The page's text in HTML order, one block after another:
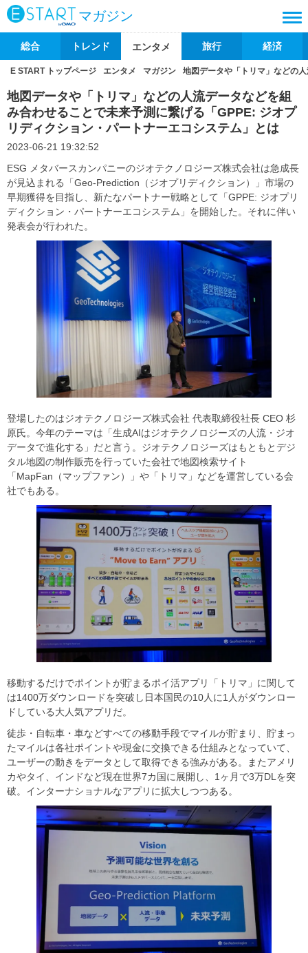
マガジン
総合 トレンド エンタメ 旅行 経済
E START トップページ エンタメ マガジン 地図データや「トリマ」などの
地図データや「トリマ」などの人流データなどを組
み合わせることで未来予測に繋げる「GPPE: ジオプ
リディクション・パートナーエコシステム」とは
2023-06-21 19:32:52
ESG メタバースカンパニーのジオテクノロジーズ株式会社は急成長
が見込まれる「Geo-Prediction（ジオプリディクション）」市場の
早期獲得を目指し、新たなパートナー戦略として「GPPE: ジオプリ
ディクション・パートナーエコシステム」を開始した。それに伴い
発表会が行われた。
登場したのはジオテクノロジーズ株式会社 代表取締役社長 CEO 杉
原氏。今年のテーマは「生成AIはジオテクノロジーズの人流・ジオ
データで進化する」だと言う。ジオテクノロジーズはもともとデジ
タル地図の制作販売を行っていた会社で地図検索サイト
「MapFan（マップファン）」や「トリマ」などを運営している会
社でもある。
移動するだけでポイントが貯まるポイ活アプリ「トリマ」に関して
は1400万ダウンロードを突破し日本国民の10人に1人がダウンロー
ドしている大人気アプリだ。
徒歩・自転車・車などすべての移動手段でマイルが貯まり、貯まっ
たマイルは各社ポイントや現金に交換できる仕組みとなっていて、
ユーザーの動きをデータとして取得できる強みがある。またアメリ
カやタイ、インドなど現在世界7カ国に展開し、1ヶ月で3万DLを突
破。インターナショナルなアプリに拡大しつつある。